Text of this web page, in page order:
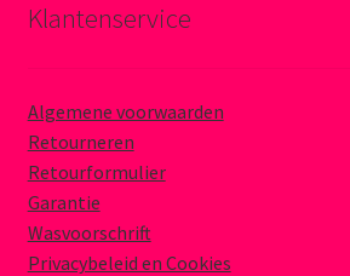
Klantenservice
Algemene voorwaarden
Retourneren
Retourformulier
Garantie
Wasvoorschrift
Privacybeleid en Cookies